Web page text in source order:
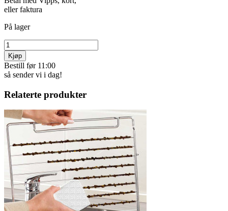
eller faktura
På lager
Kjøp
Bestill før 11:00
så sender vi i dag!
Relaterte produkter